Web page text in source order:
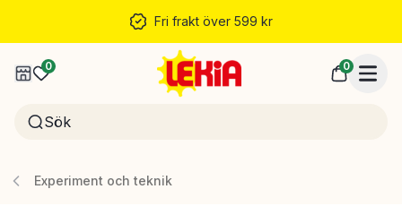
Fri frakt över 599 kr
0 0
Experiment och teknik